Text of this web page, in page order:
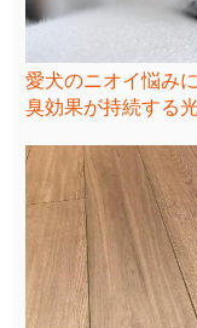
愛犬のニオイ悩み
臭効果が持続する